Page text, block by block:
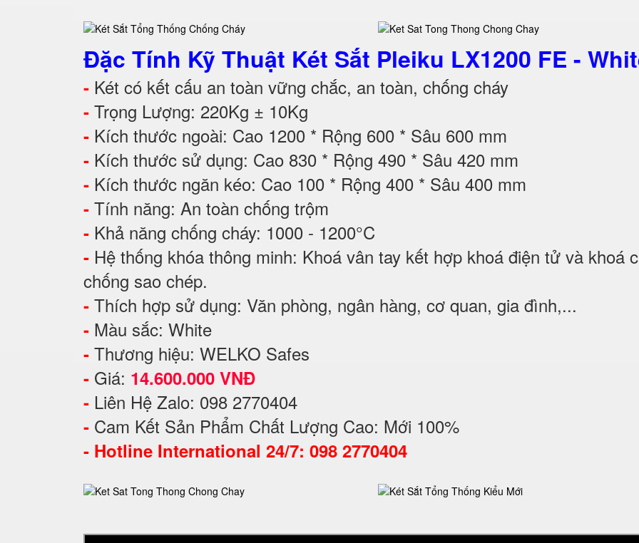
Đặc Tính Kỹ Thuật Két Sắt Pleiku LX1200 FE -
- Két có kết cấu an toàn vững chắc, an toàn, chống cháy
- Trọng Lượng: 220Kg ± 10Kg
- Kích thước ngoài: Cao 1200 * Rộng 600 * Sâu 600 mm
- Kích thước sử dụng: Cao 830 * Rộng 490 * Sâu 420 mm
- Kích thước ngăn kéo: Cao 100 * Rộng 400 * Sâu 400 mm
- Tính năng: An toàn chống trộm
- Khả năng chống cháy: 1000 - 1200°C
- Hệ thống khóa thông minh: Khoá vân tay kết hợp khoá điện tử và khoá
chống sao chép.
- Thích hợp sử dụng: Văn phòng, ngân hàng, cơ quan, gia đình,...
- Màu sắc: White
- Thương hiệu: WELKO Safes
- Giá: 14.600.000 VNĐ
- Liên Hệ Zalo: 098 2770404
- Cam Kết Sản Phẩm Chất Lượng Cao: Mới 100%
- Hotline International 24/7: 098 2770404